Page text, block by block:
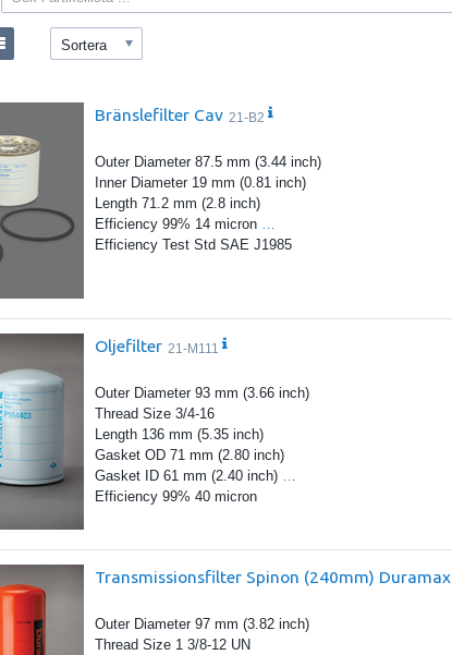
Sortera
Bränslefilter Cav 21-B2
Outer Diameter 87.5 mm (3.44 inch)
Inner Diameter 19 mm (0.81 inch)
Length 71.2 mm (2.8 inch)
Efficiency 99% 14 micron
Efficiency Test Std SAE J1985
Oljefilter 21-M111
Outer Diameter 93 mm (3.66 inch)
Thread Size 3/4-16
Length 136 mm (5.35 inch)
Gasket OD 71 mm (2.80 inch)
Gasket ID 61 mm (2.40 inch)
Efficiency 99% 40 micron
Transmissionsfilter Spinon (240mm) Duramax
Outer Diameter 97 mm (3.82 inch)
Thread Size 1 3/8-12 UN